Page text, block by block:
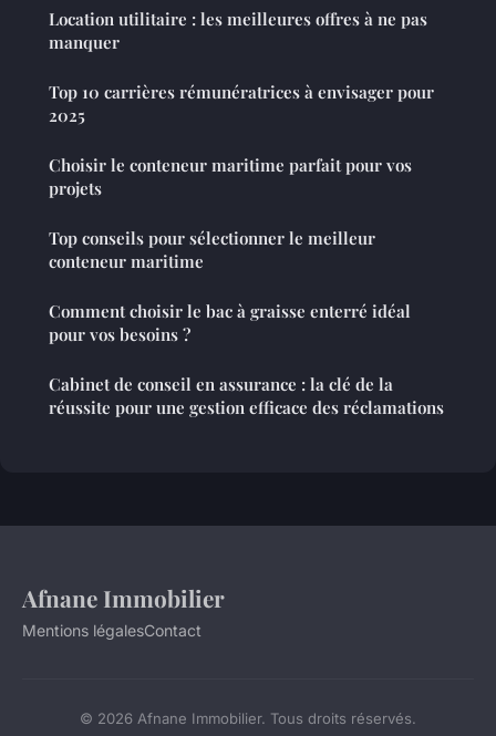
Location utilitaire : les meilleures offres à ne pas
manquer
Top 10 carrières rémunératrices à envisager pour
2025
Choisir le conteneur maritime parfait pour vos
projets
Top conseils pour sélectionner le meilleur
conteneur maritime
Comment choisir le bac à graisse enterré idéal
pour vos besoins ?
Cabinet de conseil en assurance : la clé de la
réussite pour une gestion efficace des réclamations
Afnane Immobilier
Mentions légalesContact
© 2026 Afnane Immobilier. Tous droits réservés.